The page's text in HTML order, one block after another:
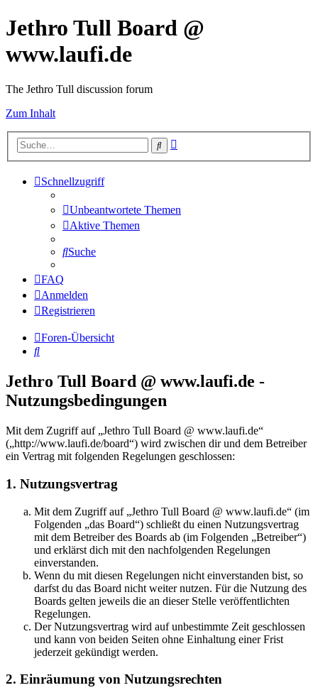
Jethro Tull Board @
www.laufi.de
The Jethro Tull discussion forum
Zum Inhalt
Suche
Schnellzugriff
Unbeantwortete Themen
Aktive Themen
Suche
FAQ
Anmelden
Registrieren
Foren-Übersicht
Suche
Jethro Tull Board @ www.laufi.de -
Nutzungsbedingungen
Mit dem Zugriff auf „Jethro Tull Board @ www.laufi.de“
(„http://www.laufi.de/board“) wird zwischen dir und dem Betreiber
ein Vertrag mit folgenden Regelungen geschlossen:
1. Nutzungsvertrag
Mit dem Zugriff auf „Jethro Tull Board @ www.laufi.de“ (im
Folgenden „das Board“) schließt du einen Nutzungsvertrag
mit dem Betreiber des Boards ab (im Folgenden „Betreiber“)
und erklärst dich mit den nachfolgenden Regelungen
einverstanden.
Wenn du mit diesen Regelungen nicht einverstanden bist, so
darfst du das Board nicht weiter nutzen. Für die Nutzung des
Boards gelten jeweils die an dieser Stelle veröffentlichten
Regelungen.
Der Nutzungsvertrag wird auf unbestimmte Zeit geschlossen
und kann von beiden Seiten ohne Einhaltung einer Frist
jederzeit gekündigt werden.
2. Einräumung von Nutzungsrechten